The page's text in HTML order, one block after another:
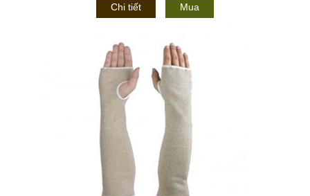
Chi tiết Mua